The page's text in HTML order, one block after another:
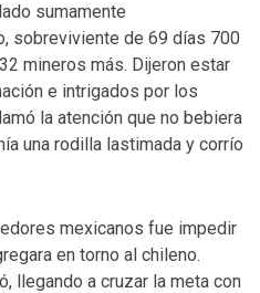
sumamente
sobreviviente de 69 días 700
mineros más. Dijeron estar
e intrigados por los
la atención que no bebiera
una rodilla lastimada y corrío
mexicanos fue impedir
en torno al chileno.
llegando a cruzar la meta con